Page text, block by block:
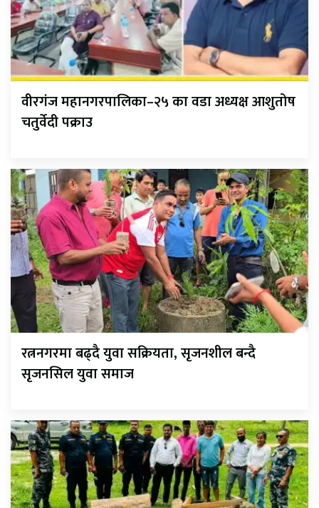
वीरगंज महानगरपालिका–२५ का वडा अध्यक्ष आशुतोष
चतुर्वेदी पक्राउ
रत्ननगरमा बढ्दै युवा सक्रियता, सृजनशील बन्दै
सृजनसिल युवा समाज